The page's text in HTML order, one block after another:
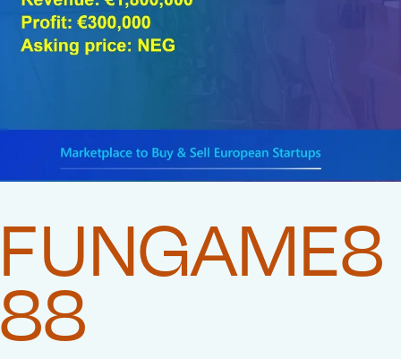
FUNGAME8
88